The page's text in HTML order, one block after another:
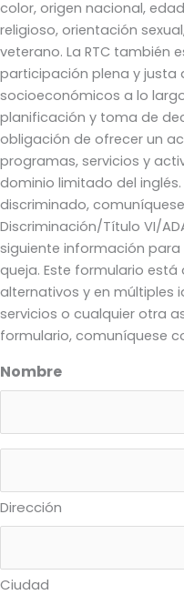
color, origen nacional,
religioso, orientación
veterano. La RTC también
participación plena y justa
socioeconómicos a lo
planificación y toma de
obligación de ofrecer un
programas, servicios y
dominio limitado del
discriminado,
Discriminación/Título VI/
siguiente información para
queja. Este formulario
alternativos y en múltiples
servicios o cualquier otra
formulario, comuníquese
Nombre
Dirección
Ciudad